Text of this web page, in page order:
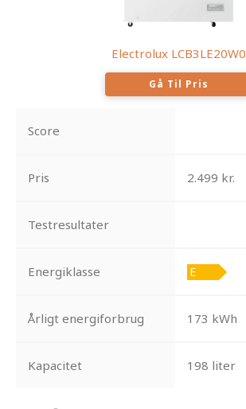
Electrolux LCB3LE20W0
Gå Til Pris
Score
Pris 2.499 kr.
Testresultater
Energiklasse
Årligt energiforbrug 173 kWh
Kapacitet 198 liter